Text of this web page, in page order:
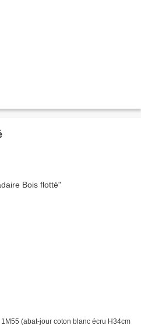
(abat-jour coton blanc écru H34cm